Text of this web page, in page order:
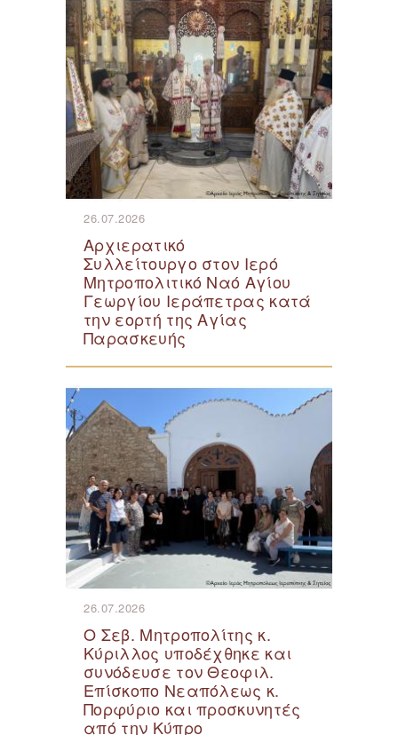
26.07.2026
Αρχιερατικό
Συλλείτουργο στον Ιερό
Μητροπολιτικό Ναό Αγίου
Γεωργίου Ιεράπετρας κατά
την εορτή της Αγίας
Παρασκευής
26.07.2026
Ο Σεβ. Μητροπολίτης κ.
Κύριλλος υποδέχθηκε και
συνόδευσε τον Θεοφιλ.
Επίσκοπο Νεαπόλεως κ.
Πορφύριο και προσκυνητές
από την Κύπρο